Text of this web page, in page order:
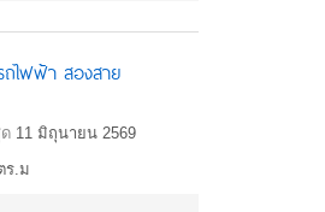
ไฟฟ้า สองสาย
11 มิถุนายน 2569
ร.ม